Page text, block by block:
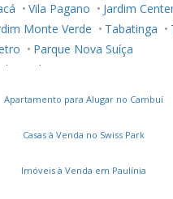
SP
Santa Bárbara
Sorocaba/SP
Sumaré/SP
SP Votuporanga/SP
Vila Pagano
Jardim
Monte Verde Tabatinga
Parque Nova Suíça
Jardim Novo Horizonte
Clube de Campo Valinhos
Flor da Serra Ecovilla Boa Vista
Água Nova
Madre
Apartamento para Alugar no Cambuí
Casas à Venda no Swiss Park
Imóveis à Venda em Paulínia